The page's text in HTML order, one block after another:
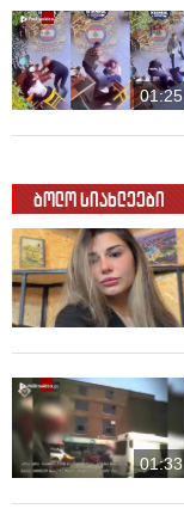
01:25
ბოლო სიახლეები
01:33